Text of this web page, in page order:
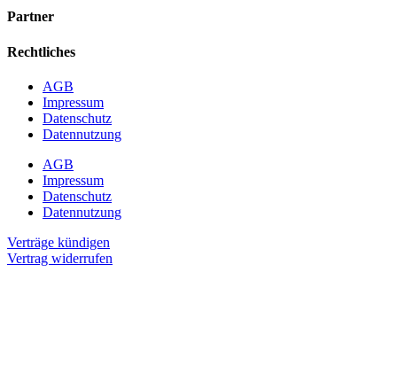
Partner
Rechtliches
AGB
Impressum
Datenschutz
Datennutzung
AGB
Impressum
Datenschutz
Datennutzung
Verträge kündigen
Vertrag widerrufen